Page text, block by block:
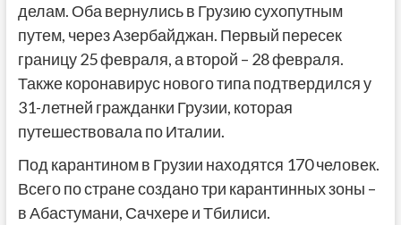
делам. Оба вернулись в Грузию сухопутным
путем, через Азербайджан. Первый пересек
границу 25 февраля, а второй – 28 февраля.
Также коронавирус нового типа подтвердился у
31-летней гражданки Грузии, которая
путешествовала по Италии.
Под карантином в Грузии находятся 170 человек.
Всего по стране создано три карантинных зоны –
в Абастумани, Сачхере и Тбилиси.